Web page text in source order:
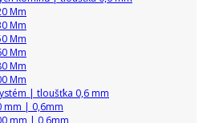
Mm
Mm
Mm
Mm
Mm
Mm
| tloušťka 0,6 mm
mm | 0,6mm